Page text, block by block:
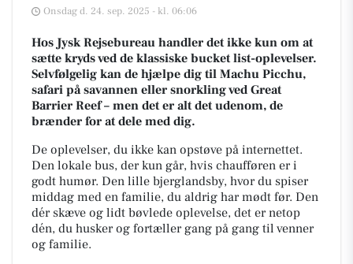
Onsdag d. 24. sep. 2025 - kl. 06:06
Hos Jysk Rejsebureau handler det ikke kun om at
sætte kryds ved de klassiske bucket list-oplevelser.
Selvfølgelig kan de hjælpe dig til Machu Picchu,
safari på savannen eller snorkling ved Great
Barrier Reef – men det er alt det udenom, de
brænder for at dele med dig.
De oplevelser, du ikke kan opstøve på internettet.
Den lokale bus, der kun går, hvis chaufføren er i
godt humør. Den lille bjerglandsby, hvor du spiser
middag med en familie, du aldrig har mødt før. Den
dér skæve og lidt bøvlede oplevelse, det er netop
dén, du husker og fortæller gang på gang til venner
og familie.